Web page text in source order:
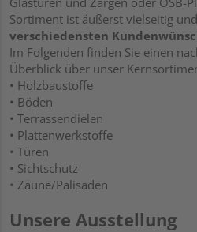
Sortiment ist äußerst vielseitig und
verschiedensten
Im Folgenden finden Sie einen
Überblick über unser
• Holzbaustoffe
• Böden
• Terrassendielen
• Plattenwerkstoffe
• Türen
• Sichtschutz
• Zäune/Palisaden
Unsere Ausstellung